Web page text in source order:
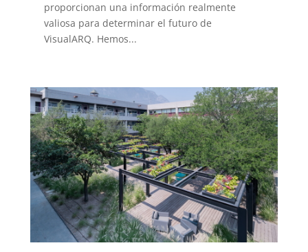
proporcionan una información realmente
valiosa para determinar el futuro de
VisualARQ. Hemos...